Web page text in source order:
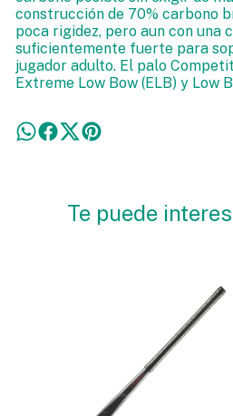
construcción de 70% carbono
poca rigidez, pero aun con una
suficientemente fuerte para
jugador adulto. El palo
Extreme Low Bow (ELB) y Low
Te puede